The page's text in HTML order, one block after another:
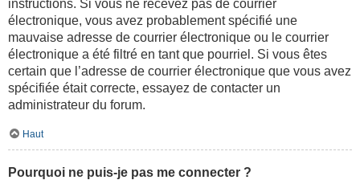
instructions. Si vous ne recevez pas de courrier
électronique, vous avez probablement spécifié une
mauvaise adresse de courrier électronique ou le courrier
électronique a été filtré en tant que pourriel. Si vous êtes
certain que l’adresse de courrier électronique que vous avez
spécifiée était correcte, essayez de contacter un
administrateur du forum.
Haut
Pourquoi ne puis-je pas me connecter ?